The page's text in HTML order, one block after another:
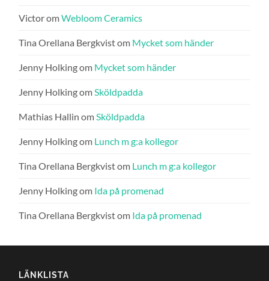
VictoromWebloom Ceramics
Tina Orellana Bergkvistom Mycket som händer
Jenny Holkingom Mycket som händer
Jenny HolkingomSköldpadda
Mathias Hallin omSköldpadda
Jenny Holkingom Lunch m g:a kollegor
Tina Orellana Bergkvistom Lunch m g:a kollegor
Jenny Holkingom Ida på promenad
Tina Orellana Bergkvistom Ida på promenad
LÄNKLISTA